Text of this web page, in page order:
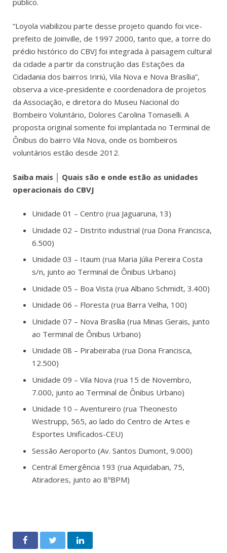
“Loyola viabilizou parte desse projeto quando foi vice-
prefeito de Joinville, de 1997 2000, tanto que, a torre do
prédio histórico do CBVJ foi integrada à paisagem cultural
da cidade a partir da construção das Estações da
Cidadania dos bairros Iririú, Vila Nova e Nova Brasília”,
observa a vice-presidente e coordenadora de projetos
da Associação, e diretora do Museu Nacional do
Bombeiro Voluntário, Dolores Carolina Tomaselli. A
proposta original somente foi implantada no Terminal de
Ônibus do bairro Vila Nova, onde os bombeiros
voluntários estão desde 2012.
Saiba mais │ Quais são e onde estão as unidades
operacionais do CBVJ
Unidade 01 – Centro (rua Jaguaruna, 13)
Unidade 02 – Distrito industrial (rua Dona Francisca,
6.500)
Unidade 03 – Itaum (rua Maria Júlia Pereira Costa
s/n, junto ao Terminal de Ônibus Urbano)
Unidade 05 – Boa Vista (rua Albano Schmidt, 3.400)
Unidade 06 – Floresta (rua Barra Velha, 100)
Unidade 07 – Nova Brasília (rua Minas Gerais, junto
ao Terminal de Ônibus Urbano)
Unidade 08 – Pirabeiraba (rua Dona Francisca,
12.500)
Unidade 09 – Vila Nova (rua 15 de Novembro,
7.000, junto ao Terminal de Ônibus Urbano)
Unidade 10 – Aventureiro (rua Theonesto
Westrupp, 565, ao lado do Centro de Artes e
Esportes Unificados-CEU)
Sessão Aeroporto (Av. Santos Dumont, 9.000)
Central Emergência 193 (rua Aquidaban, 75,
Atiradores, junto ao 8ºBPM)